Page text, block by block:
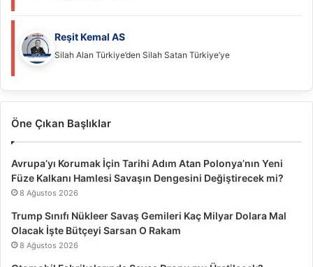
Reşit Kemal AS
Silah Alan Türkiye’den Silah Satan Türkiye’ye
Öne Çıkan Başlıklar
Avrupa’yı Korumak İçin Tarihi Adım Atan Polonya’nın Yeni
Füze Kalkanı Hamlesi Savaşın Dengesini Değiştirecek mi?
8 Ağustos 2026
Trump Sınıfı Nükleer Savaş Gemileri Kaç Milyar Dolara Mal
Olacak İşte Bütçeyi Sarsan O Rakam
8 Ağustos 2026